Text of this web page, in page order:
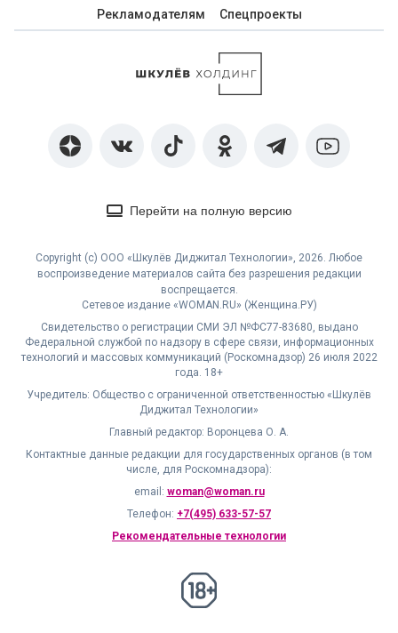
Рекламодателям
Спецпроекты
Перейти на полную версию
Copyright (с) ООО «Шкулёв Диджитал Технологии», 2026. Любое
воспроизведение материалов сайта без разрешения редакции
воспрещается.
Сетевое издание «WOMAN.RU» (Женщина.РУ)
Свидетельство о регистрации СМИ ЭЛ №ФС77-83680, выдано
Федеральной службой по надзору в сфере связи, информационных
технологий и массовых коммуникаций (Роскомнадзор) 26 июля 2022
года. 18+
Учредитель: Общество с ограниченной ответственностью «Шкулёв
Диджитал Технологии»
Главный редактор: Воронцева О. А.
Контактные данные редакции для государственных органов (в том
числе, для Роскомнадзора):
email: woman@woman.ru
Телефон: +7(495) 633-57-57
Рекомендательные технологии
18+